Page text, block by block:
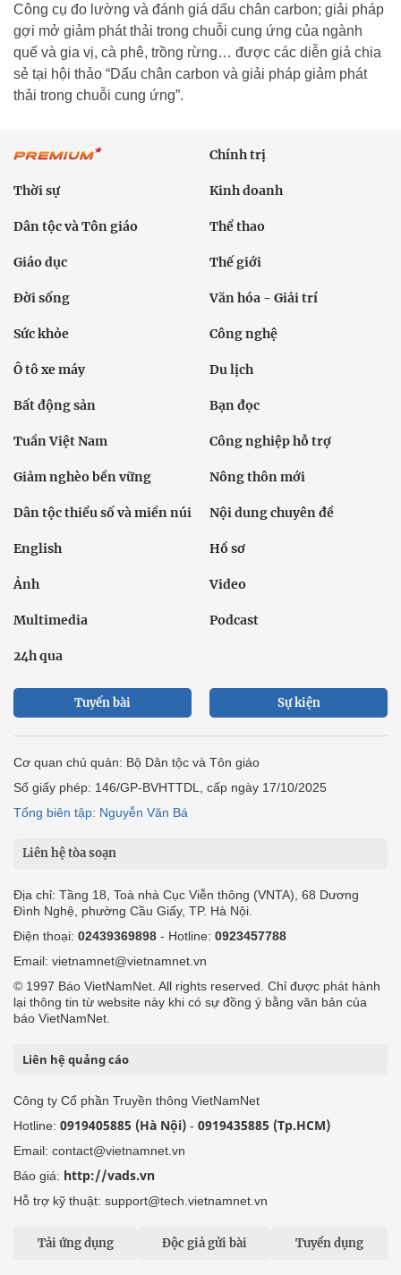
Công cụ đo lường và đánh giá dấu chân carbon; giải pháp
gợi mở giảm phát thải trong chuỗi cung ứng của ngành
quế và gia vị, cà phê, trồng rừng… được các diễn giả chia
sẻ tại hội thảo “Dấu chân carbon và giải pháp giảm phát
thải trong chuỗi cung ứng”.
Chính trị
Thời sự Kinh doanh
Dân tộc và Tôn giáo Thể thao
Giáo dục Thế giới
Đời sống Văn hóa - Giải trí
Sức khỏe Công nghệ
Ô tô xe máy Du lịch
Bất động sản Bạn đọc
Tuần Việt Nam Công nghiệp hỗ trợ
Giảm nghèo bền vững Nông thôn mới
Dân tộc thiểu số và miền núi Nội dung chuyên đề
English Hồ sơ
Ảnh Video
Multimedia Podcast
24h qua
Tuyến bài Sự kiện
Cơ quan chủ quản: Bộ Dân tộc và Tôn giáo
Số giấy phép: 146/GP-BVHTTDL, cấp ngày 17/10/2025
Tổng biên tập: Nguyễn Văn Bá
Liên hệ tòa soạn
Địa chỉ: Tầng 18, Toà nhà Cục Viễn thông (VNTA), 68 Dương
Đình Nghệ, phường Cầu Giấy, TP. Hà Nội.
Điện thoại: 02439369898 - Hotline: 0923457788
Email: vietnamnet@vietnamnet.vn
© 1997 Báo VietNamNet. All rights reserved. Chỉ được phát hành
lại thông tin từ website này khi có sự đồng ý bằng văn bản của
báo VietNamNet.
Liên hệ quảng cáo
Công ty Cổ phần Truyền thông VietNamNet
Hotline: 0919405885 (Hà Nội) - 0919435885 (Tp.HCM)
Email: contact@vietnamnet.vn
Báo giá: http://vads.vn
Hỗ trợ kỹ thuật: support@tech.vietnamnet.vn
Tải ứng dụng Độc giả gửi bài Tuyển dụng